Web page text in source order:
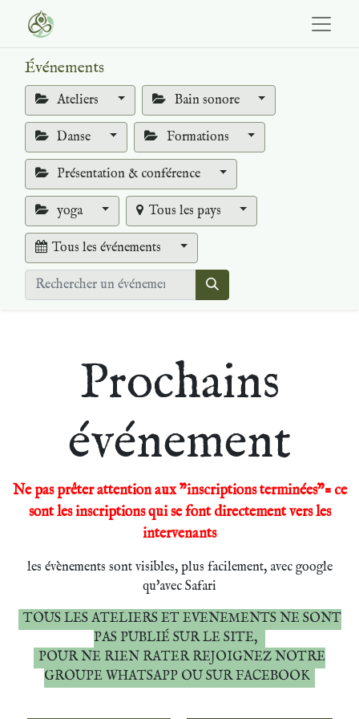
Événements
Ateliers Bain sonore
Danse Formations
Présentation & conférence
yoga Tous les pays
Tous les événements
Prochains
événement
Ne pas prêter attention aux "inscriptions terminées"= ce
sont les inscriptions qui se font directement vers les
intervenants
les évènements sont visibles, plus facilement, avec google
qu'avec Safari
TOUS LES ATELIERS ET EVENEMENTS NE SONT
PAS PUBLIÉ SUR LE SITE,
POUR NE RIEN RATER REJOIGNEZ NOTRE
GROUPE WHATSAPP OU SUR FACEBOOK